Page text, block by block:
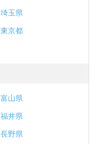
埼玉県
東京都
富山県
福井県
長野県